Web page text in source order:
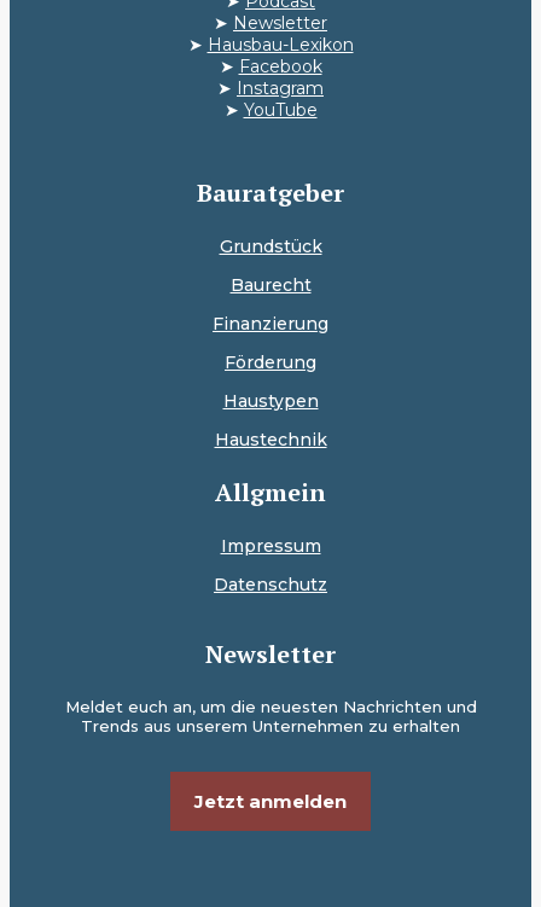
➤ Newsletter
➤ Hausbau-Lexikon
➤ Facebook
➤ Instagram
➤ YouTube
Bauratgeber
Grundstück
Baurecht
Finanzierung
Förderung
Haustypen
Haustechnik
Allgmein
Impressum
Datenschutz
Newsletter
Meldet euch an, um die neuesten Nachrichten und
Trends aus unserem Unternehmen zu erhalten
Jetzt anmelden